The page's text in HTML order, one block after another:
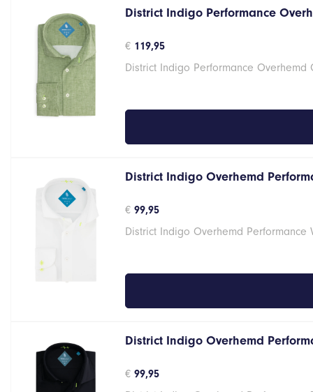
District Indigo Performance
€ 119,95
District Indigo Performance Overhemd
District Indigo Overhemd
€ 99,95
District Indigo Overhemd Performance
District Indigo Overhemd
€ 99,95